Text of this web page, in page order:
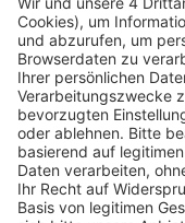
Für Meldungen von
einem